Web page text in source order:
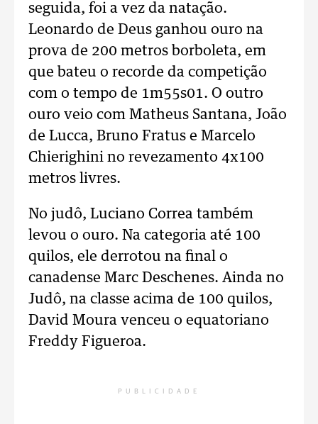
seguida, foi a vez da natação.
Leonardo de Deus ganhou ouro na
prova de 200 metros borboleta, em
que bateu o recorde da competição
com o tempo de 1m55s01. O outro
ouro veio com Matheus Santana, João
de Lucca, Bruno Fratus e Marcelo
Chierighini no revezamento 4x100
metros livres.
No judô, Luciano Correa também
levou o ouro. Na categoria até 100
quilos, ele derrotou na final o
canadense Marc Deschenes. Ainda no
Judô, na classe acima de 100 quilos,
David Moura venceu o equatoriano
Freddy Figueroa.
PUBLICIDADE